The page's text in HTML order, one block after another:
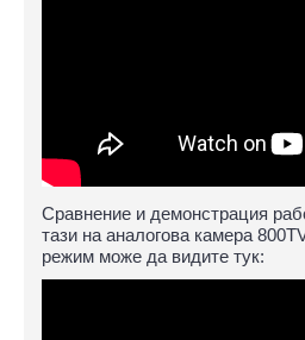
Сравнение и демонстрация
тази на аналогова камера
режим може да видите тук: